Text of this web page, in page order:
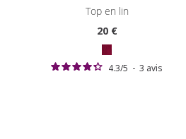
top en lin
20€
4.3/5 - 3 avis